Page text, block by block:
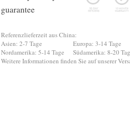
Referenzlieferzeit aus China:
Asien: 2-7 Tage
Europa: 3-14 Tage
Nordamerika: 5-14 Tage
Südamerika: 8-20
Weitere Informationen finden Sie auf unserer